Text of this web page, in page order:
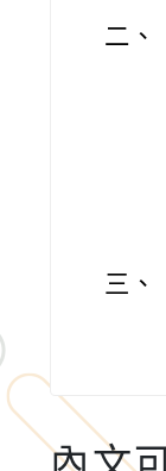
二、
三、